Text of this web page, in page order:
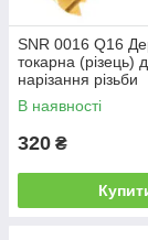
SNR 0016 Q16
токарна (різець)
нарізання різьби
В наявності
320 ₴